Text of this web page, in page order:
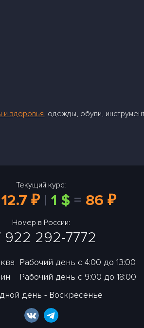
и здоровья, одежды, обуви,
Текущий курс:
12.7 ₽ | 1 $ = 86 ₽
Номер в России:
922 292-7772
Рабочий день с 4:00 до 13:00
Рабочий день с 9:00 до 18:00
день - Воскресенье